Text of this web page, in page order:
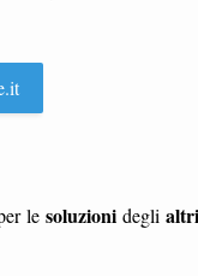
le soluzionideglialtri